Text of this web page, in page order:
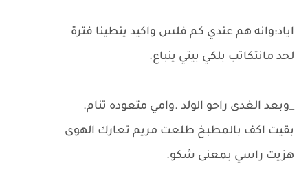
اياد:وانه هم عندي كم فلس واكيد ينطينا فترة
لحد مانتكاتب بلكي بيتي ينباع.
_وبعد الغدى راحو الولد .وامي متعوده تنام.
بقيت اكف بالمطبخ طلعت مريم تعارك الهوى
هزيت راسي بمعنى شكو.